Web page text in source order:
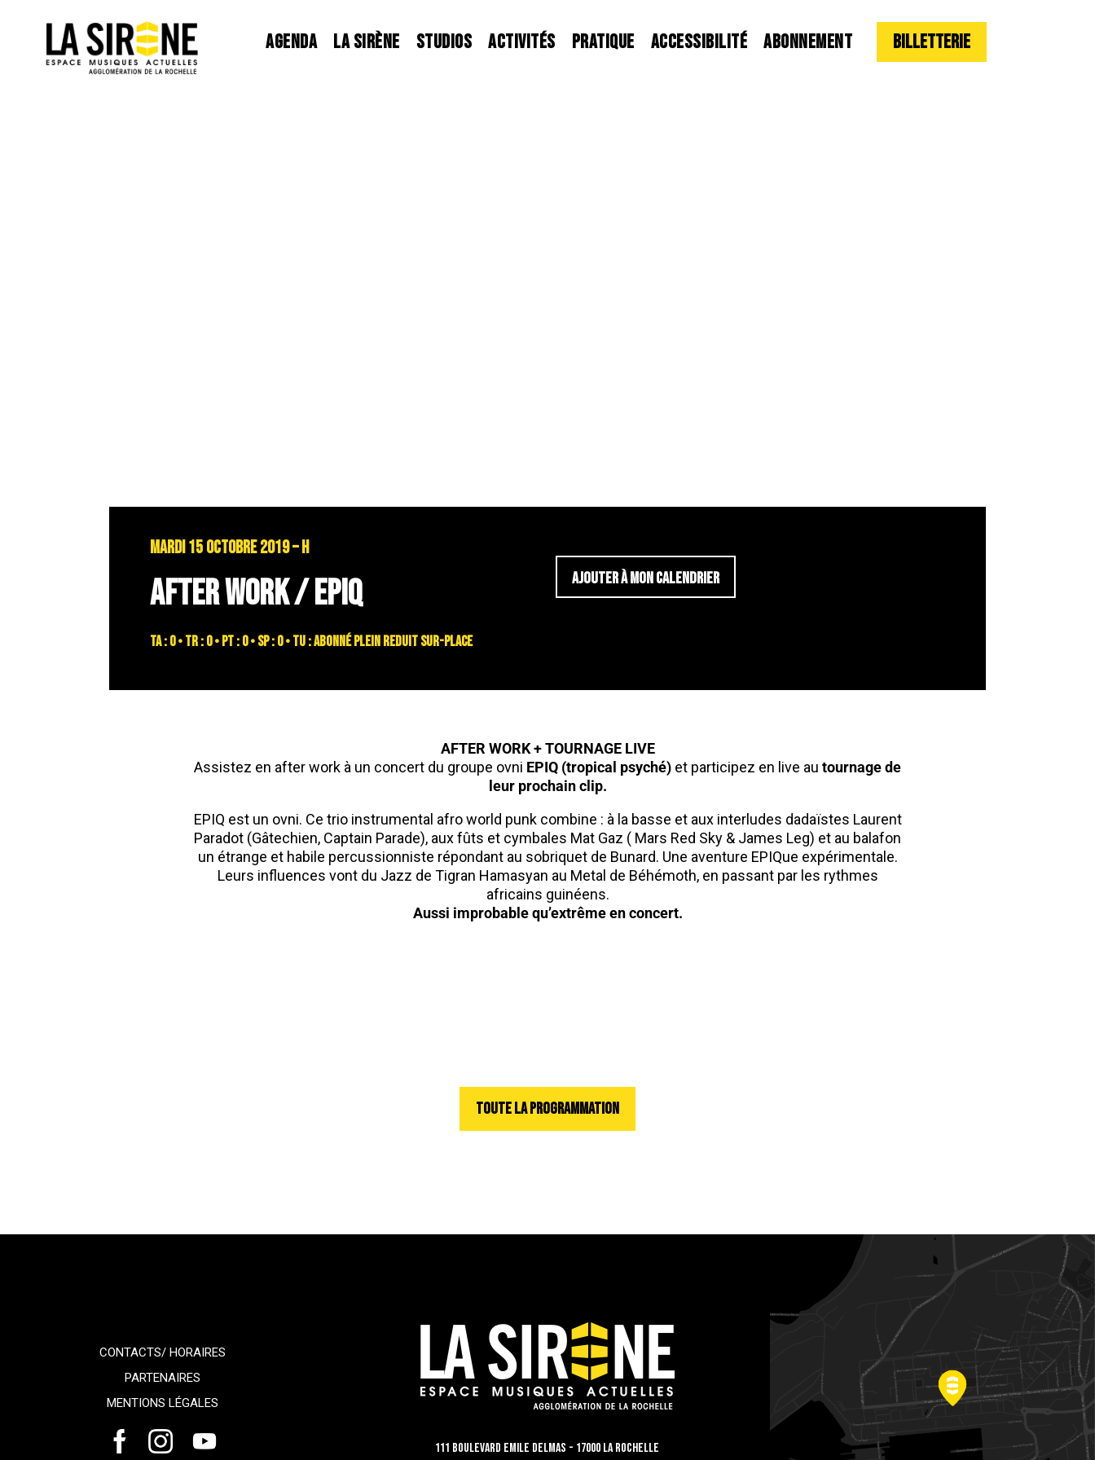
AGENDA LA SIRÈNE STUDIOS ACTIVITÉS PRATIQUE ACCESSIBILITÉ ABONNEMENT Billetterie
MARDI 15 OCTOBRE 2019 – H
AFTER WORK / EPIQ
TA : 0 • TR : 0 • PT : 0 • SP : 0 • TU : abonné plein reduit sur-place
AJOUTER À MON CALENDRIER
AFTER WORK + TOURNAGE LIVE
Assistez en after work à un concert du groupe ovni EPIQ (tropical psyché) et participez en live au tournage de
leur prochain clip.
EPIQ est un ovni. Ce trio instrumental afro world punk combine : à la basse et aux interludes dadaïstes Laurent
Paradot (Gâtechien, Captain Parade), aux fûts et cymbales Mat Gaz ( Mars Red Sky & James Leg) et au balafon
un étrange et habile percussionniste répondant au sobriquet de Bunard. Une aventure EPIQue expérimentale.
Leurs influences vont du Jazz de Tigran Hamasyan au Metal de Béhémoth, en passant par les rythmes
africains guinéens.
Aussi improbable qu’extrême en concert.
TOUTE LA PROGRAMMATION
CONTACTS/ HORAIRES
PARTENAIRES
MENTIONS LÉGALES
111 Boulevard Emile Delmas - 17000 La Rochelle